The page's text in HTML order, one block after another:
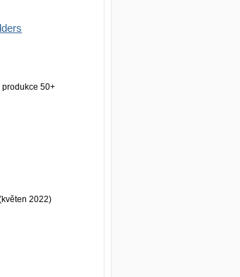
produkce 50+
2022)